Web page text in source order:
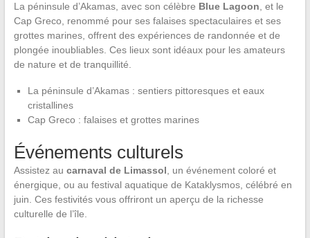
La péninsule d’Akamas, avec son célèbre Blue Lagoon , et le
Cap Greco, renommé pour ses falaises spectaculaires et ses
grottes marines, offrent des expériences de randonnée et de
plongée inoubliables. Ces lieux sont idéaux pour les amateurs
de nature et de tranquillité.
La péninsule d’Akamas : sentiers pittoresques et eaux
cristallines
Cap Greco : falaises et grottes marines
Événements culturels
Assistez au carnaval de Limassol , un événement coloré et
énergique, ou au festival aquatique de Kataklysmos, célébré en
juin. Ces festivités vous offriront un aperçu de la richesse
culturelle de l’île.